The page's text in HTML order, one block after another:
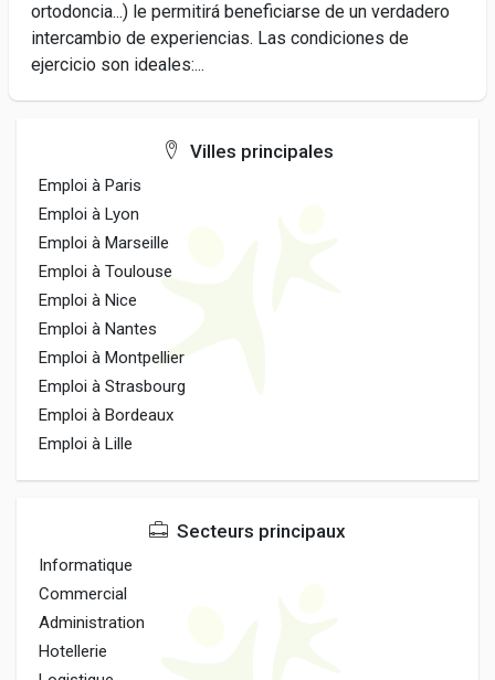
ortodoncia...) le permitirá beneficiarse de un verdadero
intercambio de experiencias. Las condiciones de
ejercicio son ideales:...
Villes principales
Emploi à Paris
Emploi à Lyon
Emploi à Marseille
Emploi à Toulouse
Emploi à Nice
Emploi à Nantes
Emploi à Montpellier
Emploi à Strasbourg
Emploi à Bordeaux
Emploi à Lille
Secteurs principaux
Informatique
Commercial
Administration
Hotellerie